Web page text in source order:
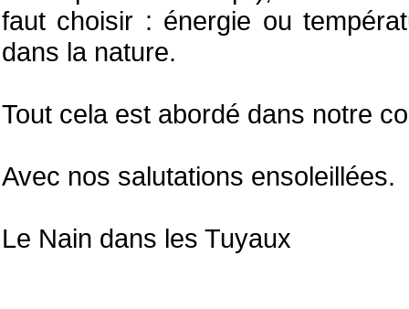
faut choisir : énergie ou
dans la nature.
Tout cela est abordé dans notre
Avec nos salutations ensoleillées.
Le Nain dans les Tuyaux